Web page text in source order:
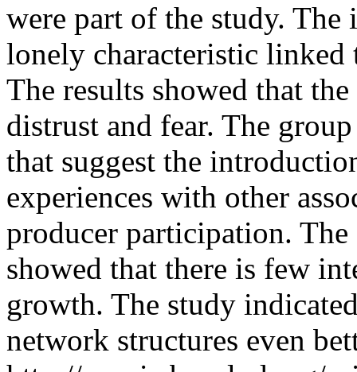
were part of the study.
lonely characteristic linked
The results showed that
distrust and fear. The
that suggest the
experiences with other
producer participation.
showed that there is few
growth. The study
network structures even